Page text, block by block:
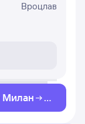
Вроцлав
Милан
В